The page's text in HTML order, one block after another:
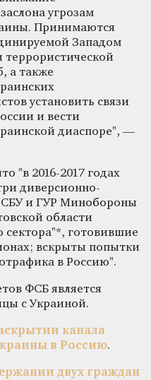
угрозам
Принимаются
Западом
а также
установить связи
и вести
диаспоре", —
"в 2016-2017 годах
диверсионно-
СБУ и ГУР Минобороны
области
готовившие
вскрыты попытки
в Россию".
ФСБ является
с Украиной.
канала
в Россию.
двух граждан